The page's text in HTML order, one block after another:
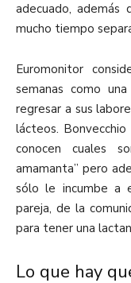
adecuado, además
mucho tiempo
Euromonitor
semanas como
regresar a sus
lácteos.
conocen cuales
amamanta” pero
sólo le incumbe a
pareja, de la
para tener una
Lo que hay